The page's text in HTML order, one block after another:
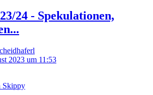
24 - Spekulationen,
2023 um 11:53
Skippy